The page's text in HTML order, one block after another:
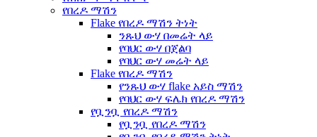
የበረዶ ማሽን
Flake የበረዶ ማሽን ትነት
ንጹህ ውሃ በመሬት ላይ
የባህር ውሃ በጀልባ
የባህር ውሃ መሬት ላይ
Flake የበረዶ ማሽን
የንጹህ ውሃ flake አይስ ማሽን
የባህር ውሃ ፍሌክ የበረዶ ማሽን
የቧንቧ የበረዶ ማሽን
የቧንቧ የበረዶ ማሽን